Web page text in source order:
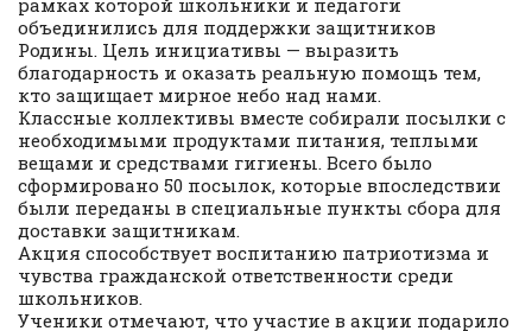
рамках которой школьники и педагоги
объединились для поддержки защитников
Родины. Цель инициативы — выразить
благодарность и оказать реальную помощь тем,
кто защищает мирное небо над нами.
Классные коллективы вместе собирали посылки с
необходимыми продуктами питания, теплыми
вещами и средствами гигиены. Всего было
сформировано 50 посылок, которые впоследствии
были переданы в специальные пункты сбора для
доставки защитникам.
Акция способствует воспитанию патриотизма и
чувства гражданской ответственности среди
школьников.
Ученики отмечают, что участие в акции подарило